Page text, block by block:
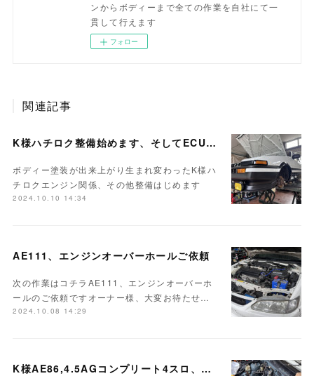
ンからボディーまで全ての作業を自社にて一
貫して行えます
フォロー
関連記事
K様ハチロク整備始めます、そしてECUセッティング
ボディー塗装が出来上がり生まれ変わったK様ハ
チロクエンジン関係、その他整備はじめます
2024.10.10 14:34
AE111、エンジンオーバーホールご依頼
次の作業はコチラAE111、エンジンオーバーホ
ールのご依頼ですオーナー様、大変お待たせ…
2024.10.08 14:29
K様AE86,4.5AGコンプリート4スロ、LINKフルコン、他 作業完了